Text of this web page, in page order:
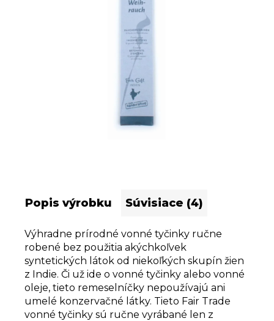
Popis výrobku Súvisiace (4)
Výhradne prírodné vonné tyčinky ručne
robené bez použitia akýchkoľvek
syntetických látok od niekoľkých skupín žien
z Indie. Či už ide o vonné tyčinky alebo vonné
oleje, tieto remeselníčky nepoužívajú ani
umelé konzervačné látky. Tieto Fair Trade
vonné tyčinky sú ručne vyrábané len z